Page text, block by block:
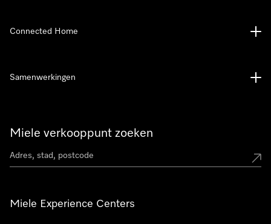
Miele verkooppunt zoeken
Miele Experience Centers
Connected Home
Samenwerkingen